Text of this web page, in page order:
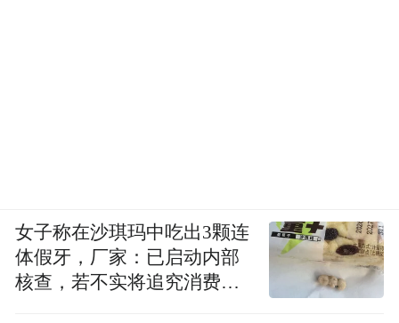
女子称在沙琪玛中吃出3颗连
体假牙，厂家：已启动内部
核查，若不实将追究消费者